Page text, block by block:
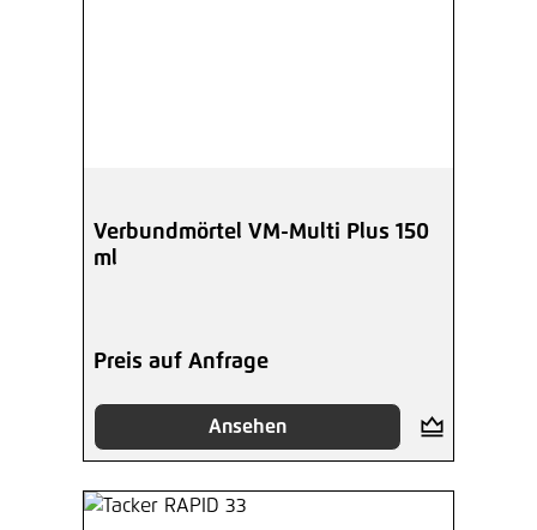
Verbundmörtel VM-Multi Plus 150
ml
Preis auf Anfrage
Ansehen